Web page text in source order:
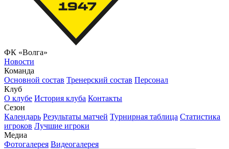
ФК «Волга»
Новости
Команда
Основной состав Тренерский состав Персонал
Клуб
О клубе История клуба Контакты
Сезон
Календарь Результаты матчей Турнирная таблица Статистика
игроков Лучшие игроки
Медиа
Фотогалерея Видеогалерея